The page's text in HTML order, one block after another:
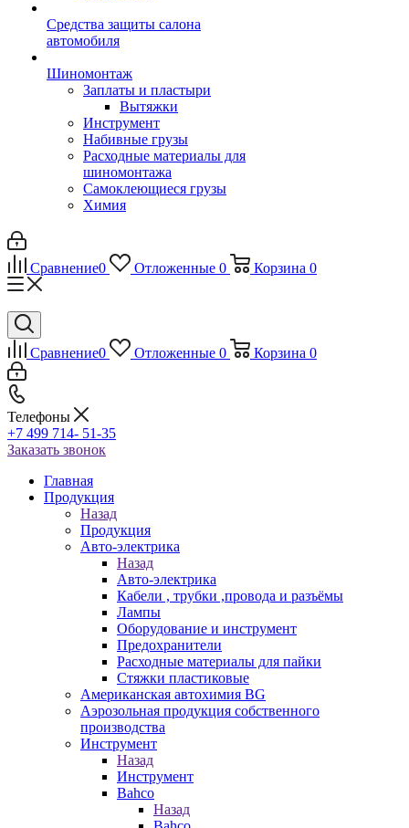
Средства защиты салона
автомобиля
Шиномонтаж
Заплаты и пластыри
Вытяжки
Инструмент
Набивные грузы
Расходные материалы для
шиномонтажа
Самоклеющиеся грузы
Химия
Сравнение0 Отложенные 0 Корзина 0
Сравнение0 Отложенные 0 Корзина 0
Телефоны
+7 499 714- 51-35
Заказать звонок
Главная
Продукция
Назад
Продукция
Авто-электрика
Назад
Авто-электрика
Кабели , трубки ,провода и разъёмы
Лампы
Оборудование и инструмент
Предохранители
Расходные материалы для пайки
Стяжки пластиковые
Американская автохимия BG
Аэрозольная продукция собственного
производства
Инструмент
Назад
Инструмент
Bahco
Назад